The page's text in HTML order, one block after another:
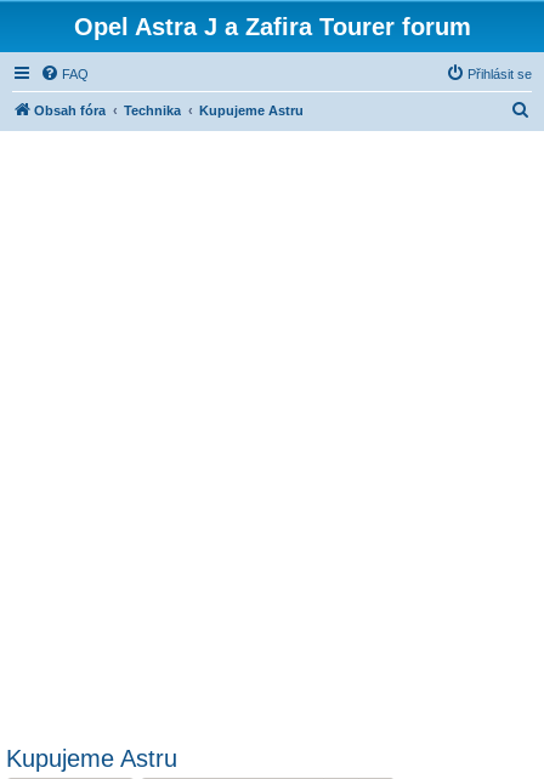
Opel Astra J a Zafira Tourer forum
FAQ Přihlásit se
Obsah fóra Technika Kupujeme Astru
Kupujeme Astru